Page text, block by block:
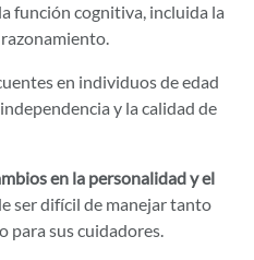
función cognitiva, incluida la
en individuos de edad
y la calidad de
en la personalidad y el
ser difícil de manejar tanto
para sus cuidadores.